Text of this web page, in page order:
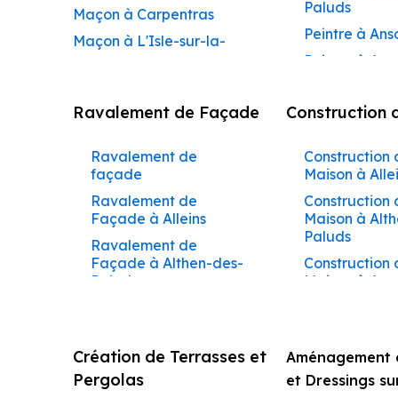
Maçon à Carpentras
Maçon à L'Isle-sur-la-
Maçon à Pertuis
Maçon à Le Pontet
Maçon à Vaison-la-
Romaine
Maçon à Bollène
Maçon à Monteux
Avignon
Maçon à Vedène
Paluds
Peintre à
Peintre à Apt
Peintre à
Peintre à
Peintre à
de-Pertuis
Peintre à
Peintre à
Peintre à
d’Aigues
Ravalement de Façade
Ravalement de
façade
Ravalement de
Façade à Alleins
Ravalement de
Façade à Althen-des-
Paluds
Ravalement de
Façade à Apt
Construction
Construction
Maison à
Construction
Maison à
Paluds
Construction
Maison à
Construction
Maison à
Création de Terrasses et
Pergolas
Aménagement
et Dressings